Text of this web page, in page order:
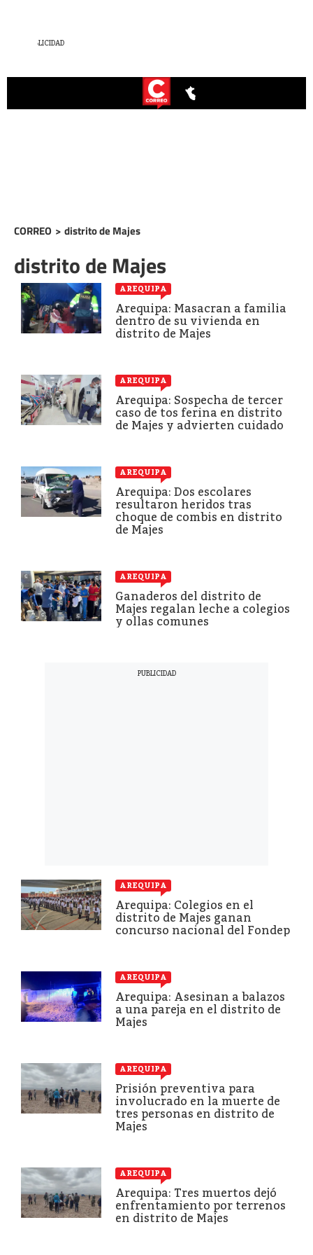
CORREO > distrito de Majes
distrito de Majes
AREQUIPA
Arequipa: Masacran a familia
dentro de su vivienda en
distrito de Majes
AREQUIPA
Arequipa: Sospecha de tercer
caso de tos ferina en distrito
de Majes y advierten cuidado
AREQUIPA
Arequipa: Dos escolares
resultaron heridos tras
choque de combis en distrito
de Majes
AREQUIPA
Ganaderos del distrito de
Majes regalan leche a colegios
y ollas comunes
AREQUIPA
Arequipa: Colegios en el
distrito de Majes ganan
concurso nacional del Fondep
AREQUIPA
Arequipa: Asesinan a balazos
a una pareja en el distrito de
Majes
AREQUIPA
Prisión preventiva para
involucrado en la muerte de
tres personas en distrito de
Majes
AREQUIPA
Arequipa: Tres muertos dejó
enfrentamiento por terrenos
en distrito de Majes